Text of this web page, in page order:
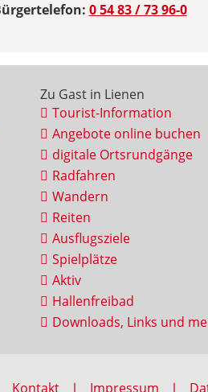
0 54 83 / 73 96-0
Zu Gast in Lienen
Tourist-Information
Angebote online buchen
digitale Ortsrundgänge
Radfahren
Wandern
Reiten
Ausflugsziele
Spielplätze
Aktiv
Hallenfreibad
Downloads, Links und
Kontakt Impressum